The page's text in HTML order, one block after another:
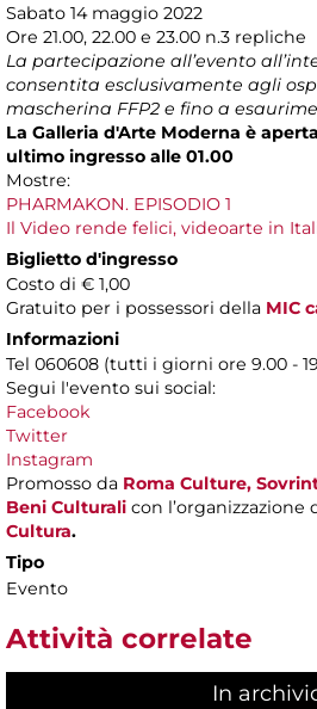
Sabato 14 maggio 2022
Ore 21.00, 22.00 e 23.00 n.3 repliche
La partecipazione all’evento
consentita esclusivamente agli
mascherina FFP2 e fino a
La Galleria d'Arte Moderna è
ultimo ingresso alle 01.00
Mostre:
PHARMAKON. EPISODIO 1
Il Video rende felici, videoarte in
Biglietto d'ingresso
Costo di € 1,00
Gratuito per i possessori della MIC
Informazioni
Tel 060608 (tutti i giorni ore 9.00 -
Segui l'evento sui social:
Facebook
Twitter
Instagram
Promosso da Roma Culture,
Beni Culturali con l’organizzazione
Cultura.
Tipo
Evento
Attività correlate
In